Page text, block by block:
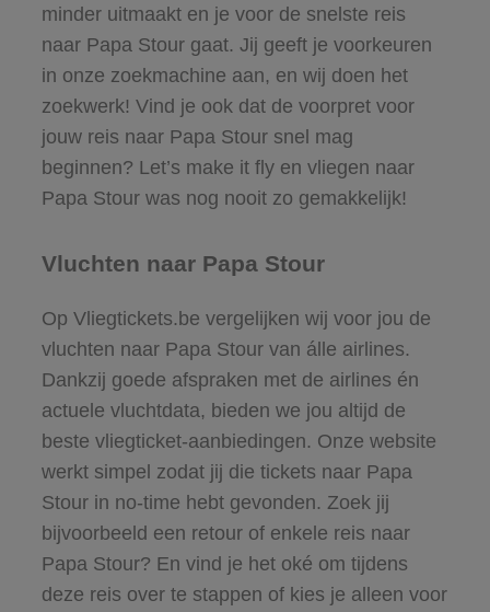
minder uitmaakt en je voor de snelste reis
naar Papa Stour gaat. Jij geeft je voorkeuren
in onze zoekmachine aan, en wij doen het
zoekwerk! Vind je ook dat de voorpret voor
jouw reis naar Papa Stour snel mag
beginnen? Let’s make it fly en vliegen naar
Papa Stour was nog nooit zo gemakkelijk!
Vluchten naar Papa Stour
Op Vliegtickets.be vergelijken wij voor jou de
vluchten naar Papa Stour van álle airlines.
Dankzij goede afspraken met de airlines én
actuele vluchtdata, bieden we jou altijd de
beste vliegticket-aanbiedingen. Onze website
werkt simpel zodat jij die tickets naar Papa
Stour in no-time hebt gevonden. Zoek jij
bijvoorbeeld een retour of enkele reis naar
Papa Stour? En vind je het oké om tijdens
deze reis over te stappen of kies je alleen voor